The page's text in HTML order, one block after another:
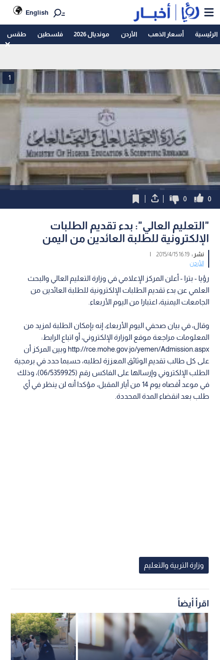
English
الرئيسية أسعار الذهب الأردن مونديال 2026 فلسطين طقس
1
0
0
"التعليم العالي": بدء تقديم الطلبات
الإلكترونية للطلبة العائدين من اليمن
نشر :16:19 2015/4/15
|
الأردن
رؤيا - بترا - أعلن المركز الإعلامي في وزارة التعليم العالي والبحث
العلمي عن بدء تقديم الطلبات الإلكترونية للطلبة العائدين من
الجامعات اليمنية، اعتبارا من اليوم الأربعاء.
وقال، في بيان صحفي اليوم الأربعاء، إنه بإمكان الطلبة لمزيد من
المعلومات مراجعة موقع الوزارة الإلكتروني، أو اتباع الرابط:
http://rce.mohe.gov.jo/yemen/Admission.aspx وبين المركز أن
على كل طالب تقديم الوثائق المعززة لطلبه، حسبما حدد في برمجية
الطلب الإلكتروني وإرسالها على الفاكس رقم (06/5359925)، وذلك
في موعد أقصاه يوم 14 من أيار المقبل، مؤكدا أنه لن ينظر في أي
طلب بعد انقضاء المدة المحددة.
وزارة التربية والتعليم
اقرأ أيضاً